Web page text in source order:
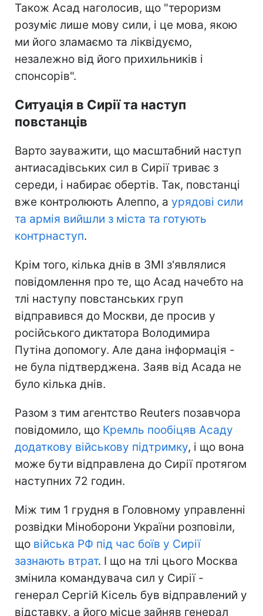
Також Асад наголосив, що "тероризм
розуміє лише мову сили, і це мова, якою
ми його зламаємо та ліквідуємо,
незалежно від його прихильників і
спонсорів".
Ситуація в Сирії та наступ
повстанців
Варто зауважити, що масштабний наступ
антиасадівських сил в Сирії триває з
середи, і набирає обертів. Так, повстанці
вже контролюють Алеппо, а урядові сили
та армія вийшли з міста та готують
контрнаступ.
Крім того, кілька днів в ЗМІ з'являлися
повідомлення про те, що Асад начебто на
тлі наступу повстанських груп
відправився до Москви, де просив у
російського диктатора Володимира
Путіна допомогу. Але дана інформація -
не була підтверджена. Заяв від Асада не
було кілька днів.
Разом з тим агентство Reuters позавчора
повідомило, що Кремль пообіцяв Асаду
додаткову військову підтримку, і що вона
може бути відправлена до Сирії протягом
наступних 72 годин.
Між тим 1 грудня в Головному управленні
розвідки Міноборони України розповіли,
що війська РФ під час боїв у Сирії
зазнають втрат. І що на тлі цього Москва
змінила командувача сил у Сирії -
генерал Сергій Кісель був відправлений у
відставку, а його місце зайняв генерал